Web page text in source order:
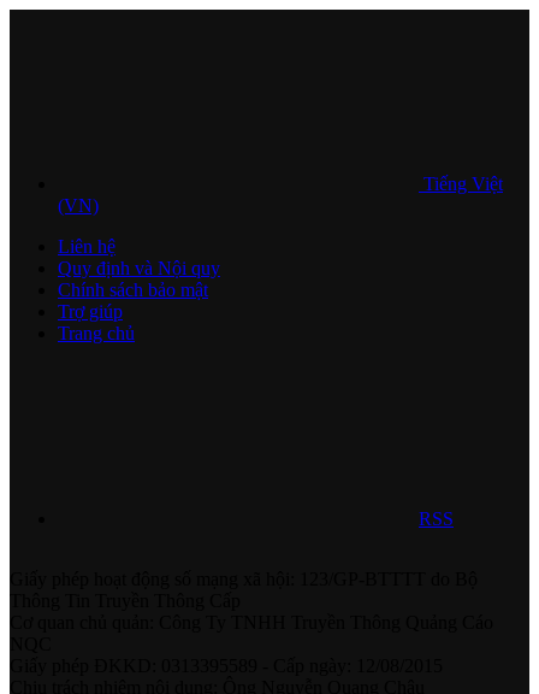
Tiếng Việt
(VN)
Liên hệ
Quy định và Nội quy
Chính sách bảo mật
Trợ giúp
Trang chủ
RSS